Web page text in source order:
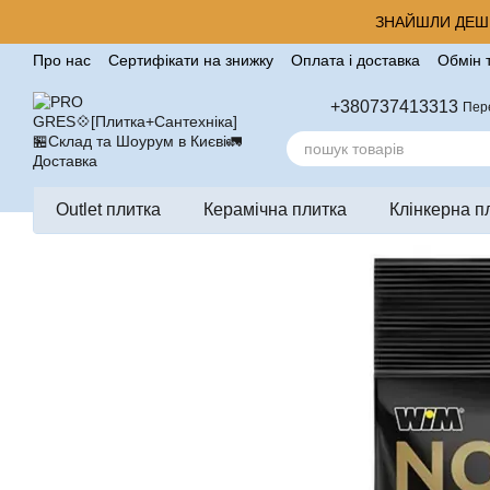
ЗНАЙШЛИ
Про нас Сертифікати на знижку Оплата і доставка
Обмін
+380737413313
Outlet плитка Керамічна плитка Клінкерна